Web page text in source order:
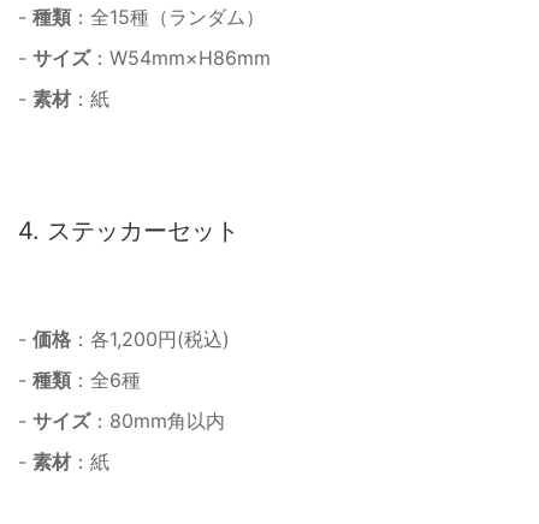
- 種類 ：全15種（ランダム）
- サイズ：W54mm×H86mm
- 素材 ：紙
4. ステッカーセット
- 価格 ：各1,200円(税込)
- 種類 ：全6種
- サイズ：80mm角以内
- 素材 ：紙